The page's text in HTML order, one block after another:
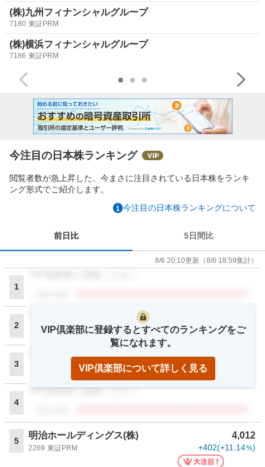
(株)九州フィナンシャルグループ
7180 東証PRM
(株)横浜フィナンシャルグループ
7186 東証PRM
今注目の日本株ランキング
閲覧者数が急上昇した、今まさに注目されている日本株をランキ
ング形式でご紹介します。
今注目の日本株ランキングについて
前日比 5日間比
8/6 20:10更新 （8/6 18:59集計）
1
2
VIP倶楽部に登録ください
閲覧者数
3
4
VIP倶楽部に登録ください
5
明治ホールディングス(株) 4,012
2269 東証PRM +402(+11.14%)
VIP倶楽部に登録するとすべてのランキングをご
覧になれます。
VIP倶楽部について詳しく見る